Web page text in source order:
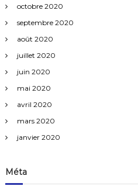
octobre 2020
septembre 2020
août 2020
juillet 2020
juin 2020
mai 2020
avril 2020
mars 2020
janvier 2020
Méta